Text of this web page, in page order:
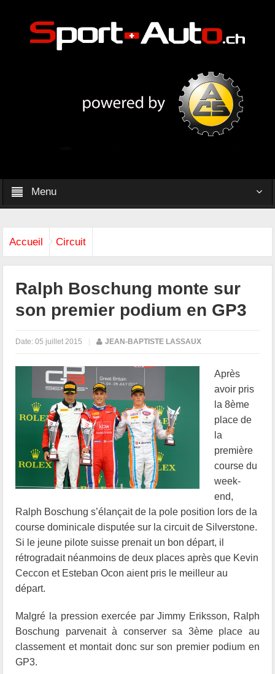
Menu
Accueil Circuit
Ralph Boschung monte sur
son premier podium en GP3
Date:05 juillet 2015 | JEAN-BAPTISTE LASSAUX
Après
avoir pris
la 8ème
place de
la
première
course du
week-
end,
Ralph Boschung s’élançait de la pole position lors de la
course dominicale disputée sur la circuit de Silverstone.
Si le jeune pilote suisse prenait un bon départ, il
rétrogradait néanmoins de deux places après que Kevin
Ceccon et Esteban Ocon aient pris le meilleur au
départ.
Malgré la pression exercée par Jimmy Eriksson, Ralph
Boschung parvenait à conserver sa 3ème place au
classement et montait donc sur son premier podium en
GP3.